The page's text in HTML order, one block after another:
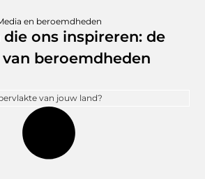
en beroemdheden
die ons inspireren: de
beroemdheden
van jouw land?